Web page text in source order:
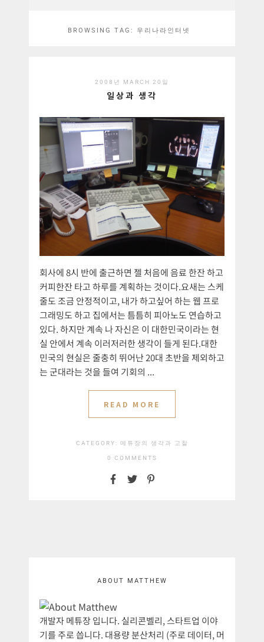
BROWSING TAG: 우리나라인터넷
2008년 MARCH 20일
일상과 생각
회사에 8시 반에 출근하면 젤 처음에 음료 한잔 하고
커피한잔 타고 하루를 계획하는 것이다.요새는 스케
줄도 조금 안정적이고, 내가 하고싶어 하는 웹 프로
그래밍도 하고 집에서는 틈틈히 피아노도 연습하고
있다. 하지만 계속 나 자신은 이 대한민국이라는 현
실 안에서 계속 이러저러한 생각이 들게 된다.대한
민국의 현실은 줄충히 뛰어난 20대 초반을 제외하고
는 군대라는 것을 들여 기회의 ...
READ MORE
CATEGORY: 메튜장의 생각과 고찰
0 COMMENTS
ABOUT MATTHEW
개발자 메튜장 입니다. 실리콘벨리, 스타트업 이야
기를 주로 씁니다. 대용량 분산처리 (주로 데이터, 머